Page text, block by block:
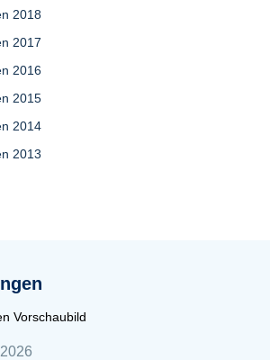
2018
2017
2016
2015
2014
2013